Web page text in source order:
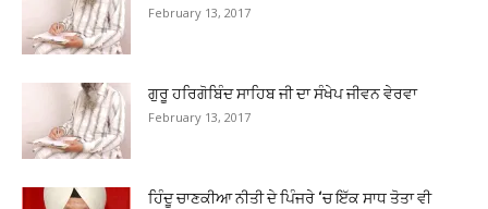
February 13, 2017
ਗੁਰੂ ਹਰਿਗੋਬਿੰਦ ਸਾਹਿਬ ਜੀ ਦਾ ਸੰਖੇਪ ਜੀਵਨ ਵੇਰਵਾ
February 13, 2017
ਹਿੰਦੂ ਚਾਣਕੀਆ ਨੀਤੀ ਦੇ ਪਿੰਜਰੇ ‘ਚ ਇੱਕ ਸਾਧ ਤੋਤਾ ਵੀ